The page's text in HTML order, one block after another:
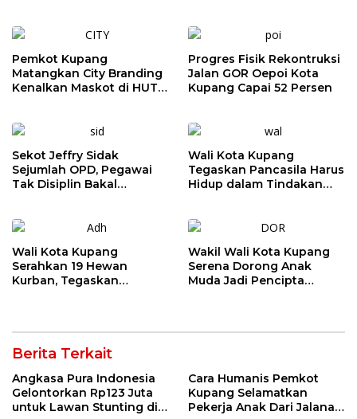
Pemkot Kupang
Matangkan City Branding
Kenalkan Maskot di HUT
Progres Fisik Rekontruksi
Jalan GOR Oepoi Kota
Kupang Capai 52 Persen
Sekot Jeffry Sidak
Sejumlah OPD, Pegawai
Tak Disiplin Bakal
Wali Kota Kupang
Tegaskan Pancasila Harus
Hidup dalam Tindakan
Wali Kota Kupang
Serahkan 19 Hewan
Kurban, Tegaskan
Wakil Wali Kota Kupang
Serena Dorong Anak
Muda Jadi Pencipta
Berita Terkait
Angkasa Pura Indonesia
Gelontorkan Rp123 Juta
untuk Lawan Stunting di
Cara Humanis Pemkot
Kupang Selamatkan
Pekerja Anak Dari Jalanan